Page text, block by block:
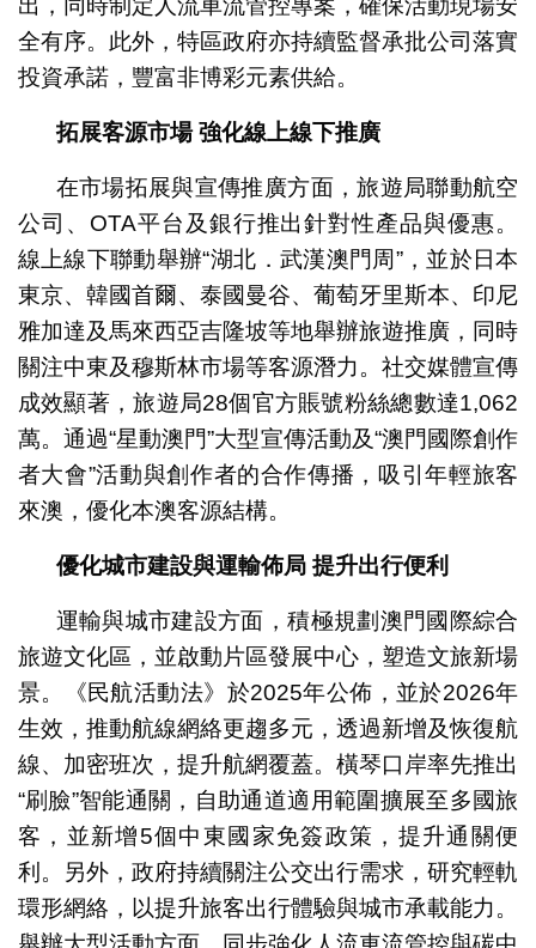
出，同時制定人流車流管控專案，確保活動現場安
全有序。此外，特區政府亦持續監督承批公司落實
投資承諾，豐富非博彩元素供給。
拓展客源市場 強化線上線下推廣
在市場拓展與宣傳推廣方面，旅遊局聯動航空
公司、OTA平台及銀行推出針對性產品與優惠。
線上線下聯動舉辦“湖北．武漢澳門周”，並於日本
東京、韓國首爾、泰國曼谷、葡萄牙里斯本、印尼
雅加達及馬來西亞吉隆坡等地舉辦旅遊推廣，同時
關注中東及穆斯林市場等客源潛力。社交媒體宣傳
成效顯著，旅遊局28個官方賬號粉絲總數達1,062
萬。通過“星動澳門”大型宣傳活動及“澳門國際創作
者大會”活動與創作者的合作傳播，吸引年輕旅客
來澳，優化本澳客源結構。
優化城市建設與運輸佈局 提升出行便利
運輸與城市建設方面，積極規劃澳門國際綜合
旅遊文化區，並啟動片區發展中心，塑造文旅新場
景。《民航活動法》於2025年公佈，並於2026年
生效，推動航線網絡更趨多元，透過新增及恢復航
線、加密班次，提升航網覆蓋。橫琴口岸率先推出
“刷臉”智能通關，自助通道適用範圍擴展至多國旅
客，並新增5個中東國家免簽政策，提升通關便
利。另外，政府持續關注公交出行需求，研究輕軌
環形網絡，以提升旅客出行體驗與城市承載能力。